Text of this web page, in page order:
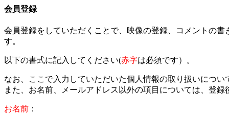
会員登録
会員登録をしていただくことで、映像の登録、コメントの
す。
以下の書式に記入してください(赤字は必須です）。
なお、ここで入力していただいた個人情報の取り扱いについ
また、お名前、メールアドレス以外の項目については、登
お名前 ：